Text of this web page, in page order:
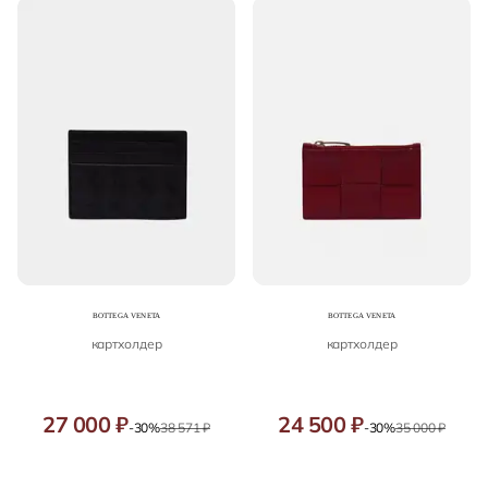
картхолдер
27 000 ₽-30%38 571 ₽
картхолдер
24 500 ₽-30%35 000 ₽